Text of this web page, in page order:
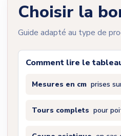
Choisir la
Guide adapté au type de
Comment lire le
Mesures en cm prises
Tours complets pour